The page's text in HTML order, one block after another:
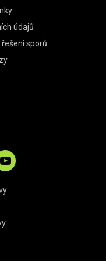
údajů
sporů